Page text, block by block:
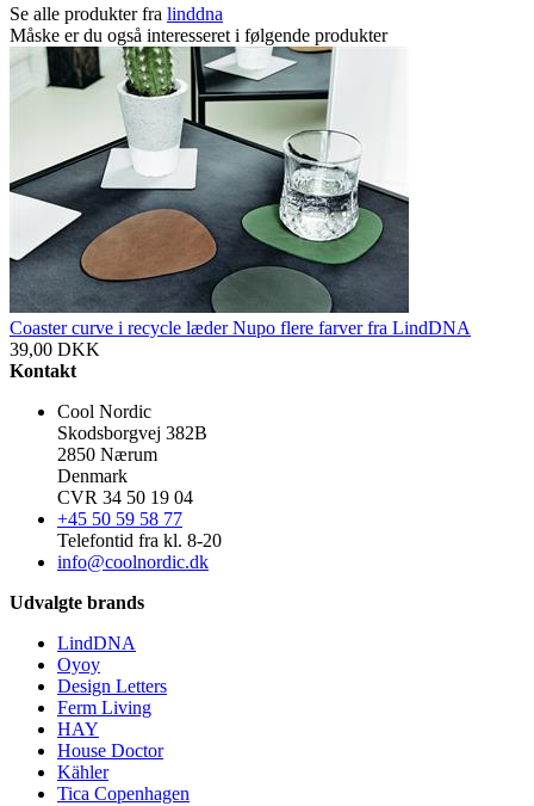
Se alle produkter fra linddna
Måske er du også interesseret i følgende produkter
Coaster curve i recycle læder Nupo flere farver fra LindDNA
39,00 DKK
Kontakt
Cool Nordic
Skodsborgvej 382B
2850 Nærum
Denmark
CVR 34 50 19 04
+45 50 59 58 77
Telefontid fra kl. 8-20
info@coolnordic.dk
Udvalgte brands
LindDNA
Oyoy
Design Letters
Ferm Living
HAY
House Doctor
Kähler
Tica Copenhagen